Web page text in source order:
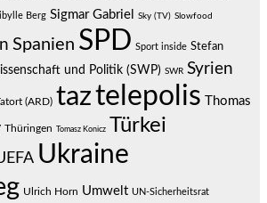
Berg Sigmar Gabriel Sky (TV) Slowfood
Spanien SPD Sport inside Stefan
und Politik (SWP) SWR Syrien
(ARD) taztelepolis
Thomas
Thüringen Tomasz Konicz Türkei
Ukraine
Ulrich Horn Umwelt UN-Sicherheitsrat